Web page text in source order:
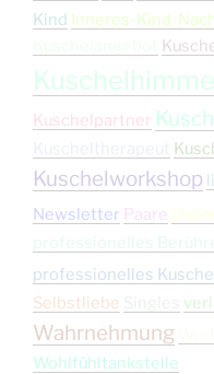
Kind Inneres-Kind-
Kuschelpartner
Kuschelworkshop
Newsletter Paare
professionelles
professionelles
Selbstliebe
Wahrnehmung
Wohlfühltankstelle